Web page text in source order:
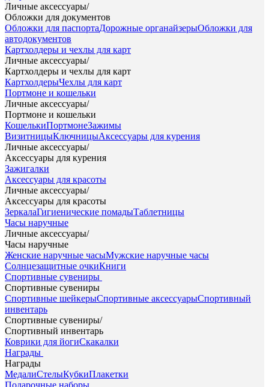
Личные аксессуары/
Обложки для документов
Обложки для паспортаДорожные органайзерыОбложки для
автодокументов
Картхолдеры и чехлы для карт
Личные аксессуары/
Картхолдеры и чехлы для карт
КартхолдерыЧехлы для карт
Портмоне и кошельки
Личные аксессуары/
Портмоне и кошельки
КошелькиПортмонеЗажимы
ВизитницыКлючницыАксессуары для курения
Личные аксессуары/
Аксессуары для курения
Зажигалки
Аксессуары для красоты
Личные аксессуары/
Аксессуары для красоты
ЗеркалаГигиенические помадыТаблетницы
Часы наручные
Личные аксессуары/
Часы наручные
Женские наручные часыМужские наручные часы
Солнцезащитные очкиКниги
Спортивные сувениры
Спортивные сувениры
Спортивные шейкерыСпортивные аксессуарыСпортивный
инвентарь
Спортивные сувениры/
Спортивный инвентарь
Коврики для йогиСкакалки
Награды
Награды
МедалиСтелыКубкиПлакетки
Подарочные наборы